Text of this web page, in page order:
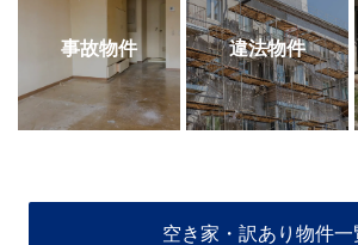
事故物件 違法物件
空き家・訳あり物件一